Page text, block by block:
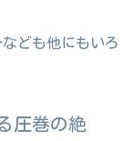
なども他にもいろ
圧巻の絶